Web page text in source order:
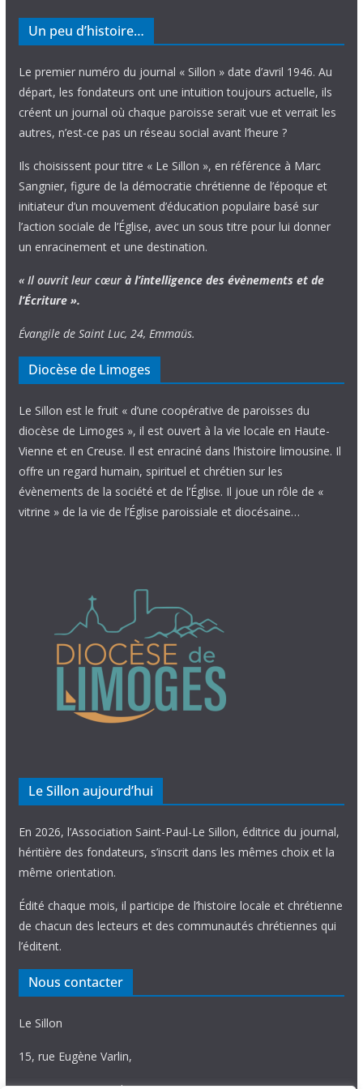
Un peu d’histoire…
Le premier numéro du journal « Sillon » date d’avril 1946. Au
départ, les fondateurs ont une intuition toujours actuelle, ils
créent un journal où chaque paroisse serait vue et verrait les
autres, n’est-ce pas un réseau social avant l’heure ?
Ils choisissent pour titre « Le Sillon », en référence à Marc
Sangnier, figure de la démocratie chrétienne de l’époque et
initiateur d’un mouvement d’éducation populaire basé sur
l’action sociale de l’Église, avec un sous titre pour lui donner
un enracinement et une destination.
« Il ouvrit leur cœur à l’intelligence des évènements et de
l’Écriture ».
Évangile de Saint Luc, 24, Emmaüs.
Diocèse de Limoges
Le Sillon est le fruit « d’une coopérative de paroisses du
diocèse de Limoges », il est ouvert à la vie locale en Haute-
Vienne et en Creuse. Il est enraciné dans l’histoire limousine. Il
offre un regard humain, spirituel et chrétien sur les
évènements de la société et de l’Église. Il joue un rôle de «
vitrine » de la vie de l’Église paroissiale et diocésaine…
Le Sillon aujourd’hui
En 2026, l’Association Saint-Paul-Le Sillon, éditrice du journal,
héritière des fondateurs, s’inscrit dans les mêmes choix et la
même orientation.
Édité chaque mois, il participe de l’histoire locale et chrétienne
de chacun des lecteurs et des communautés chrétiennes qui
l’éditent.
Nous contacter
Le Sillon
15, rue Eugène Varlin,